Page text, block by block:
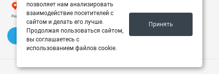
✍️ Оставить отзыв
позволяет нам анализировать
взаимодействие посетителей с
сайтом и делать его лучше.
Продолжая пользоваться сайтом,
вы соглашаетесь с
использованием файлов cookie.
Принять